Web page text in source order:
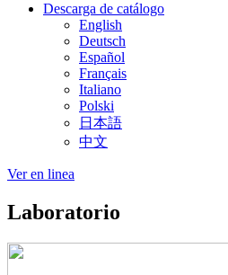
Descarga de catálogo
English
Deutsch
Español
Français
Italiano
Polski
日本語
中文
Ver en linea
Laboratorio